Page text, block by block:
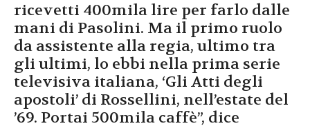
ricevetti 400mila lire per farlo dalle
mani di Pasolini. Ma il primo ruolo
da assistente alla regia, ultimo tra
gli ultimi, lo ebbi nella prima serie
televisiva italiana, ‘Gli Atti degli
apostoli’ di Rossellini, nell’estate del
’69. Portai 500mila caffè”, dice